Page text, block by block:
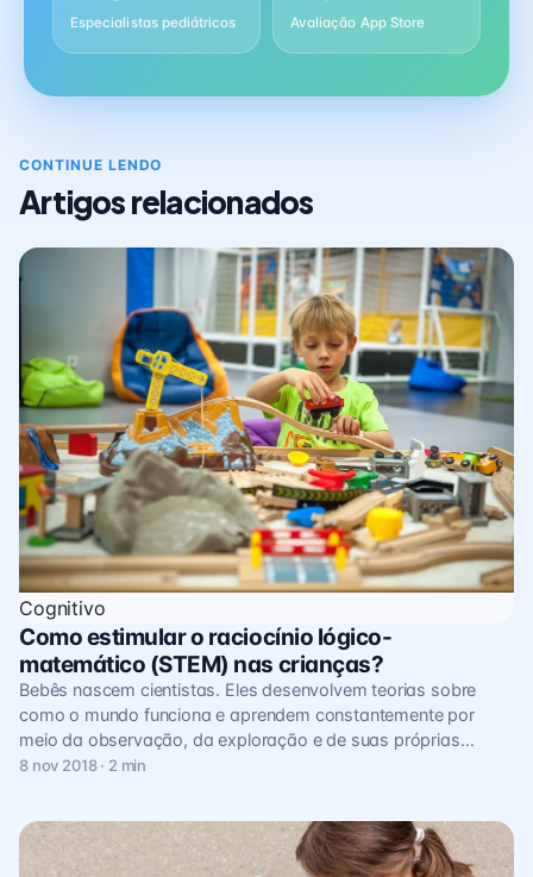
Especialistas pediátricos Avaliação App Store
CONTINUE LENDO
Artigos relacionados
Cognitivo
Como estimular o raciocínio lógico-
matemático (STEM) nas crianças?
Bebês nascem cientistas. Eles desenvolvem teorias sobre
como o mundo funciona e aprendem constantemente por
meio da observação, da exploração e de suas próprias…
8 nov 2018 · 2 min